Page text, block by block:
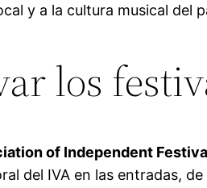
y a la cultura musical del
los
of Independent
del IVA en las entradas,